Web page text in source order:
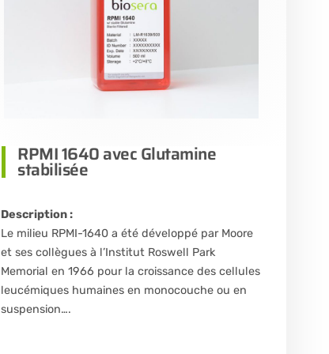
RPMI 1640 avec Glutamine
stabilisée
Description :
Le milieu RPMI-1640 a été développé par Moore
et ses collègues à l’Institut Roswell Park
Memorial en 1966 pour la croissance des cellules
leucémiques humaines en monocouche ou en
suspension….